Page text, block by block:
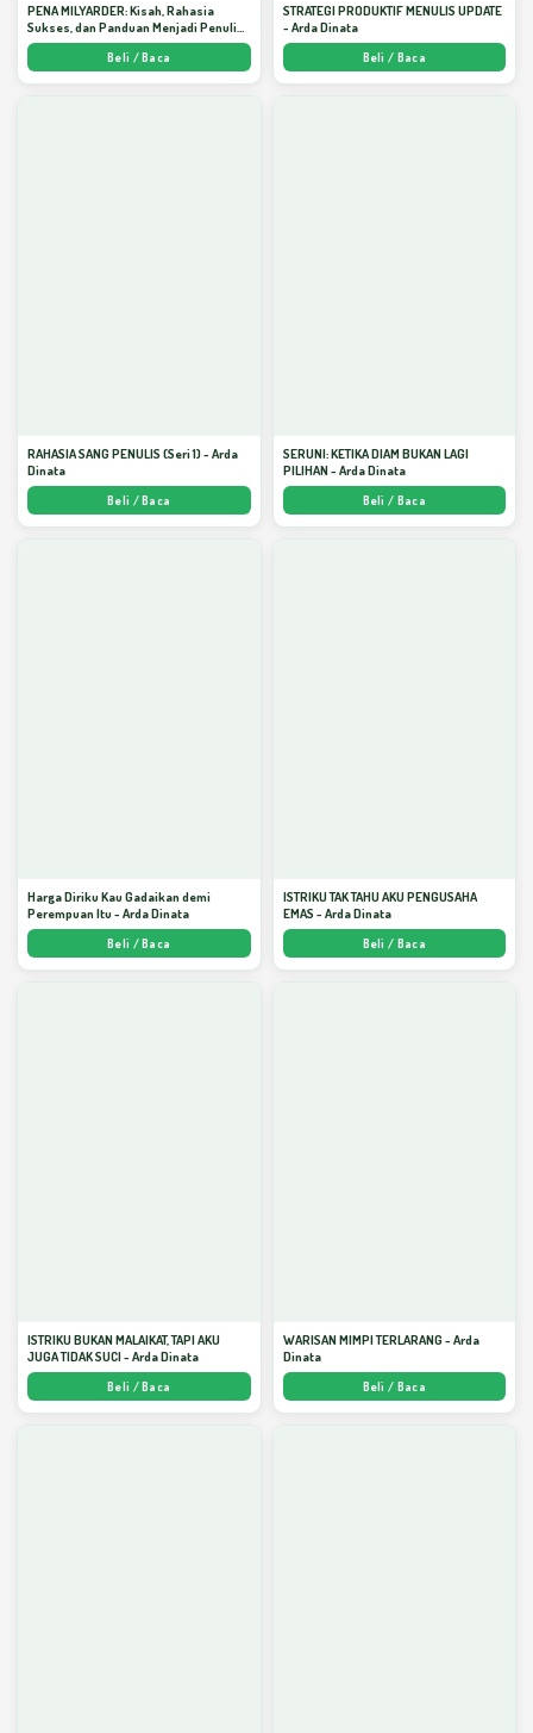
PENA MILYARDER: Kisah, Rahasia
Sukses, dan Panduan Menjadi Penulis 1
Milyar di KBM App dari Nol - Arda Dinata
Beli / Baca
STRATEGI PRODUKTIF MENULIS UPDATE
- Arda Dinata
Beli / Baca
RAHASIA SANG PENULIS (Seri 1) - Arda
Dinata
Beli / Baca
SERUNI: KETIKA DIAM BUKAN LAGI
PILIHAN - Arda Dinata
Beli / Baca
Harga Diriku Kau Gadaikan demi
Perempuan Itu - Arda Dinata
Beli / Baca
ISTRIKU TAK TAHU AKU PENGUSAHA
EMAS - Arda Dinata
Beli / Baca
ISTRIKU BUKAN MALAIKAT, TAPI AKU
JUGA TIDAK SUCI - Arda Dinata
Beli / Baca
WARISAN MIMPI TERLARANG - Arda
Dinata
Beli / Baca